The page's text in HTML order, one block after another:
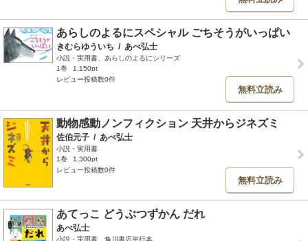
あらしのよるにスペシャル ごちそうがいっぱい
きむらゆういち / あべ弘士
小説・実用書、あらしのよるにシリーズ
1巻
1,150pt
レビュー投稿数0件
無料立読み
動物感動ノンフィクション 天井からジネズミ
佐伯元子 / あべ弘士
小説・実用書
1巻
1,300pt
レビュー投稿数0件
無料立読み
あてっこ どうぶつずかん だれ
あべ弘士
小説・実用書、角川書店単行本